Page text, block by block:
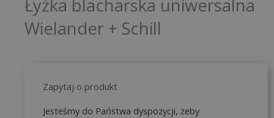
Łyżka blacharska uniwersalna
Wielander + Schill
Zapytaj o produkt
Jesteśmy do Państwa dyspozycji, żeby